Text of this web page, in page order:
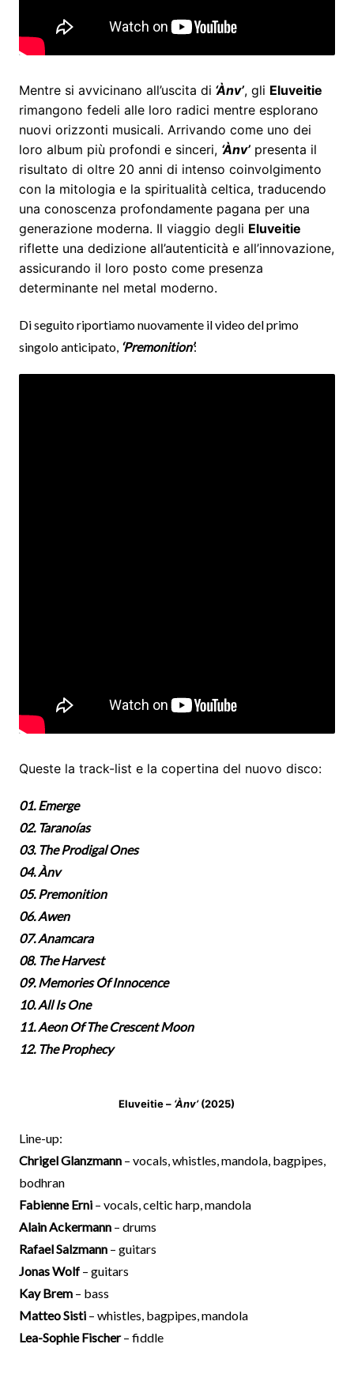
Mentre si avvicinano all’uscita di ‘Ànv’, gli Eluveitie
rimangono fedeli alle loro radici mentre esplorano
nuovi orizzonti musicali. Arrivando come uno dei
loro album più profondi e sinceri, ‘Ànv’presenta il
risultato di oltre 20 anni di intenso coinvolgimento
con la mitologia e la spiritualità celtica, traducendo
una conoscenza profondamente pagana per una
generazione moderna. Il viaggio degli Eluveitie
riflette una dedizione all’autenticità e all’innovazione,
assicurando il loro posto come presenza
determinante nel metal moderno.
Di seguito riportiamo nuovamente il video del primo
singolo anticipato, ‘Premonition’:
Queste la track-list e la copertina del nuovo disco:
01. Emerge
02. Taranoías
03. The Prodigal Ones
04. Ànv
05. Premonition
06. Awen
07. Anamcara
08. The Harvest
09. Memories Of Innocence
10. All Is One
11. Aeon Of The Crescent Moon
12. The Prophecy
Eluveitie – ‘Ànv’(2025)
Line-up:
Chrigel Glanzmann– vocals, whistles, mandola, bagpipes,
bodhran
Fabienne Erni– vocals, celtic harp, mandola
Alain Ackermann– drums
Rafael Salzmann– guitars
Jonas Wolf– guitars
Kay Brem– bass
Matteo Sisti– whistles, bagpipes, mandola
Lea-Sophie Fischer– fiddle